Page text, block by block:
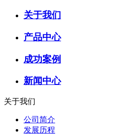
关于我们
产品中心
成功案例
新闻中心
关于我们
公司简介
发展历程